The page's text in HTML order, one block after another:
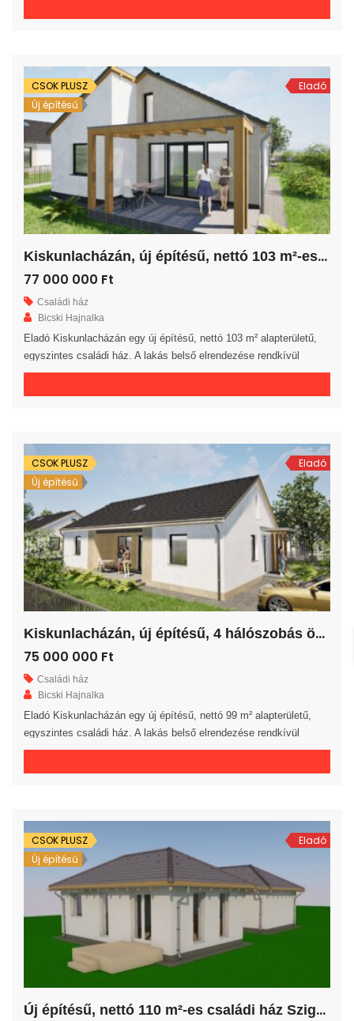
téglából, […]
CSOK PLUSZ
Új építésű
Eladó
K
iskunlacházán, új építésű, nettó 103 m²-es családi ház!
77 000 000 Ft
Családi ház
Bicski Hajnalka
Eladó Kiskunlacházán egy új építésű, nettó 103 m² alapterületű,
egyszintes családi ház. A lakás belső elrendezése rendkívül
praktikus és kényelmes 4 hálószoba, fürdőszoba, külön WC
ingatlan 30-as téglából, […]
CSOK PLUSZ
Új építésű
Eladó
K
iskunlacházán, új építésű, 4 hálószobás önálló családi ház!
75 000 000 Ft
Családi ház
Bicski Hajnalka
Eladó Kiskunlacházán egy új építésű, nettó 99 m² alapterületű,
egyszintes családi ház. A lakás belső elrendezése rendkívül
praktikus és kényelmes 4 hálószoba, fürdőszoba, külön WC
ingatlan 30-as […]
CSOK PLUSZ
Új építésű
Eladó
Ú
j építésű, nettó 110 m²-es családi ház Szigethalmon!